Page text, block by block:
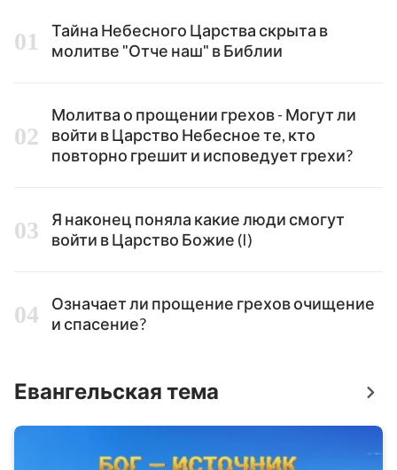
Тайна Небесного Царства скрыта в
молитве "Отче наш" в Библии
Молитва о прощении грехов - Могут ли
войти в Царство Небесное те, кто
повторно грешит и исповедует грехи?
Я наконец поняла какие люди смогут
войти в Царство Божие (I)
Означает ли прощение грехов очищение
и спасение?
Евангельская тема